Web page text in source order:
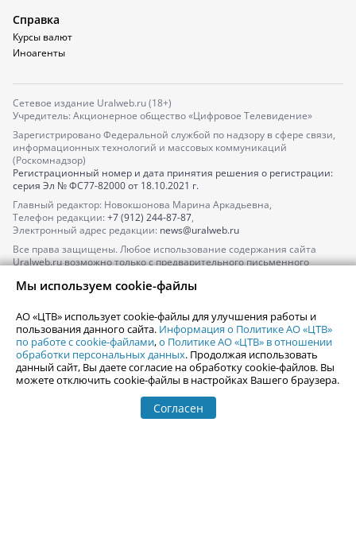
Справка
Курсы валют
Иноагенты
Сетевое издание Uralweb.ru (18+)
Учредитель: Акционерное общество «Цифровое Телевидение»
Зарегистрировано Федеральной службой по надзору в сфере связи,
информационных технологий и массовых коммуникаций
(Роскомнадзор)
Регистрационный номер и дата принятия решения о регистрации:
серия Эл № ФС77-82000от 18.10.2021 г.
Главный редактор: Новокшонова Марина Аркадьевна,
Телефон редакции: +7 (912) 244-87-87,
Электронный адрес редакции: news@uralweb.ru
Все права защищены. Любое использование содержания сайта
Uralweb.ru возможно только с предварительного письменного
По вопросам размещения рекламы обращайтесь по тел.
По вопросам размещения информации в разделе «Афиша»
afisha@uralweb.ru
Пользовательское соглашение на использование сайта
Политика АО «ЦТВ» в отношении обработки персональных данных
Мы используем cookie-файлы
АО «ЦТВ» использует cookie-файлы для улучшения работы и
пользования данного сайта. Информация о Политике АО «ЦТВ»
по работе с cookie-файлами,о Политике АО «ЦТВ» в отношении
обработки персональных данных. Продолжая использовать
данный сайт, Вы даете согласие на обработку cookie-файлов. Вы
можете отключить cookie-файлы в настройках Вашего браузера.
Согласен